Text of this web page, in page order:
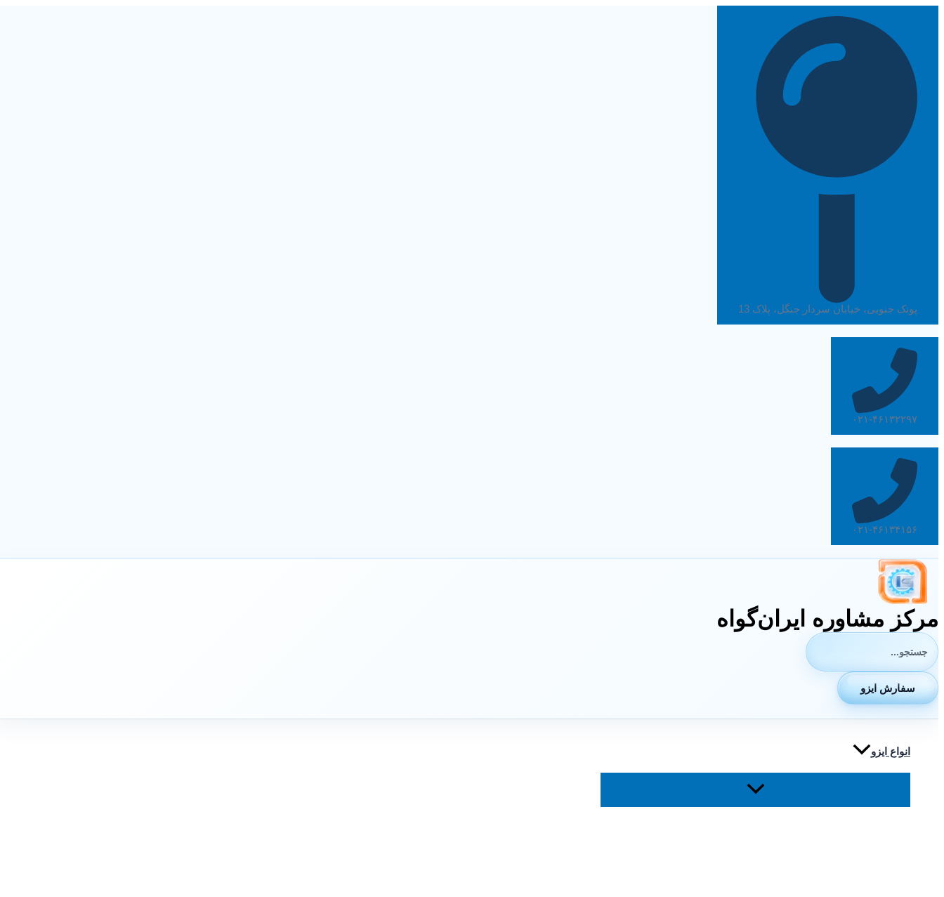
پونک جنوبی، خیابان سردار جنگل، پلاک 13
۰۲۱-۴۶۱۳۲۲۹۷
۰۲۱-۴۶۱۳۴۱۵۶
مرکز مشاوره ایران‌گواه
جستجوی:
سفارش ایزو
انواع ایزو